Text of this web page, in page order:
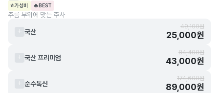
⭐가성비 🔥 BEST
주름 부위에 맞는 주사
국산
49,100원
25,000원
국산 프리미엄
84,400원
43,000원
순수톡신
174,600원
89,000원